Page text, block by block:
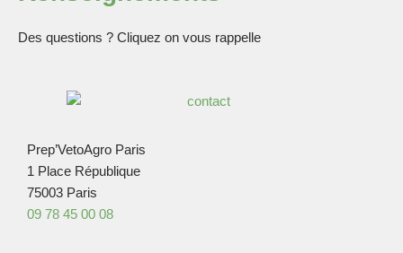
Des questions ? Cliquez on vous rappelle
Prep’VetoAgro Paris
1 Place République
75003 Paris
09 78 45 00 08